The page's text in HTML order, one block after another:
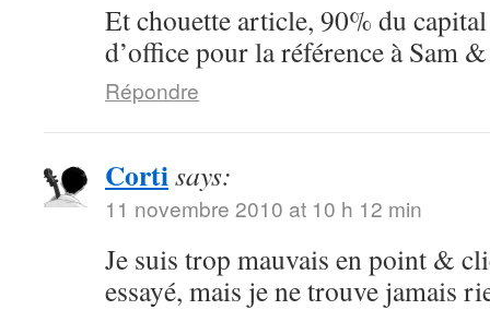
Et chouette article, 90% du
d’office pour la référence à Sam
Répondre
Cortisays:
11 novembre 2010 at 10 h 12 min
Je suis trop mauvais en point &
essayé, mais je ne trouve jamais